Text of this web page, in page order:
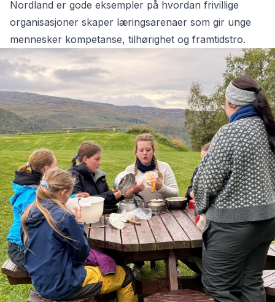
Nordland er gode eksempler på hvordan frivillige
organisasjoner skaper læringsarenaer som gir unge
mennesker kompetanse, tilhørighet og framtidstro.